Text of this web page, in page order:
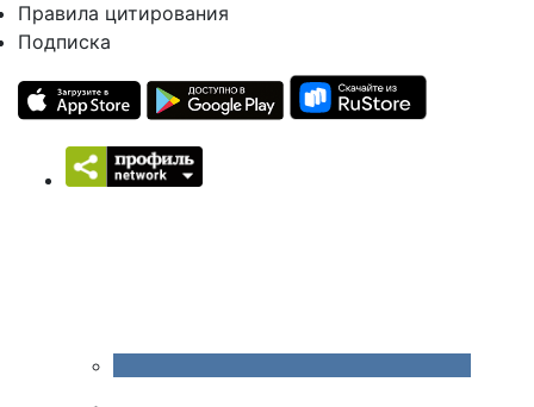
Правила цитирования
Подписка